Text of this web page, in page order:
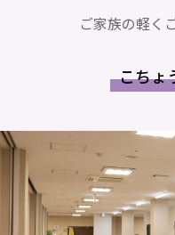
ご家族の軽く
こちょ